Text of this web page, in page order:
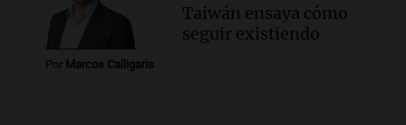
Por Marcos Calligaris
Taiwán ensaya cómo
seguir existiendo